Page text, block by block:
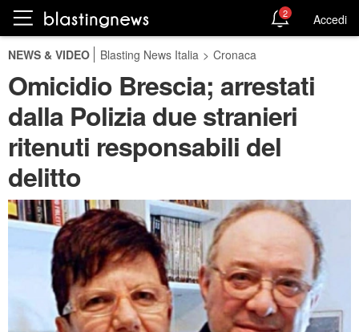
2 Accedi
NEWS & VIDEO Blasting News Italia > Cronaca
Omicidio Brescia; arrestati
dalla Polizia due stranieri
ritenuti responsabili del
delitto